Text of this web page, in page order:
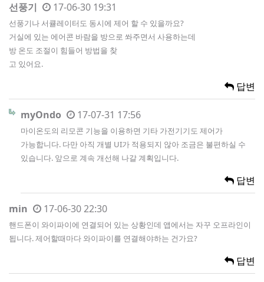
선풍기 17-06-30 19:31
선풍기나 서큘레이터도 동시에 제어 할 수 있을까요?
거실에 있는 에어콘 바람을 방으로 쏴주면서 사용하는데
방 온도 조절이 힘들어 방법을 찾
고 있어요.
답변
myOndo 17-07-31 17:56
마이온도의 리모콘 기능을 이용하면 기타 가전기기도 제어가
가능합니다. 다만 아직 개별 UI가 적용되지 않아 조금은 불편하실 수
있습니다. 앞으로 계속 개선해 나갈 계획입니다.
답변
min 17-06-30 22:30
핸드폰이 와이파이에 연결되어 있는 상황인데 앱에서는 자꾸 오프라인이
됩니다. 제어할때마다 와이파이를 연결해야하는 건가요?
답변